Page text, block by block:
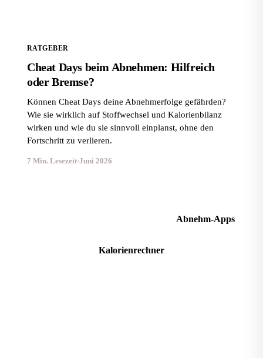
RATGEBER
Cheat Days beim Abnehmen: Hilfreich
oder Bremse?
Können Cheat Days deine Abnehmerfolge gefährden?
Wie sie wirklich auf Stoffwechsel und Kalorienbilanz
wirken und wie du sie sinnvoll einplanst, ohne den
Fortschritt zu verlieren.
7 Min. Lesezeit·Juni 2026
Abnehm-Apps
Kalorienrechner